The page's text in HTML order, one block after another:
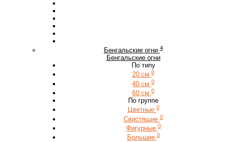
Бенгальские огни 4
Бенгальские огни
По типу
20 см 0
40 см 0
60 см 0
По группе
Цветные 0
Свистящие 0
Фигурные 0
Большие 0